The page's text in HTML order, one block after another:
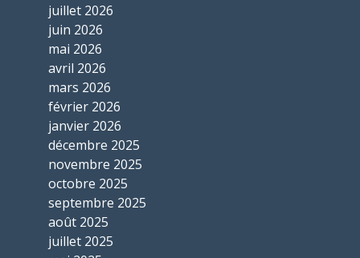
juillet 2026
juin 2026
mai 2026
avril 2026
mars 2026
février 2026
janvier 2026
décembre 2025
novembre 2025
octobre 2025
septembre 2025
août 2025
juillet 2025